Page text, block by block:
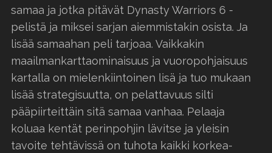
samaa ja jotka pitävät Dynasty Warriors 6 -
pelistä ja miksei sarjan aiemmistakin osista. Ja
lisää samaahan peli tarjoaa. Vaikkakin
maailmankarttaominaisuus ja vuoropohjaisuus
kartalla on mielenkiintoinen lisä ja tuo mukaan
lisää strategisuutta, on pelattavuus silti
pääpiirteittäin sitä samaa vanhaa. Pelaaja
koluaa kentät perinpohjin lävitse ja yleisin
tavoite tehtävissä on tuhota kaikki korkea-